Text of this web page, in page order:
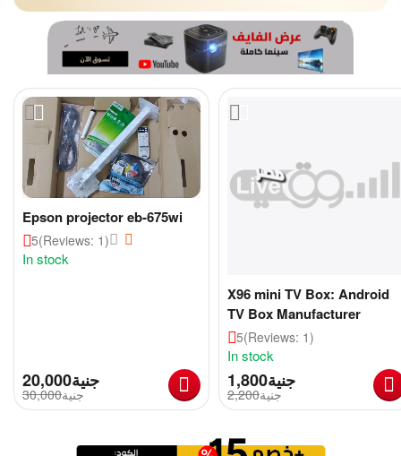
Epson projector eb-675wi
5(Reviews: 1)
In stock
جنية20,000
جنية30,000
X96 mini TV Box: Android
TV Box Manufacturer
5(Reviews: 1)
In stock
جنية1,800
جنية2,200